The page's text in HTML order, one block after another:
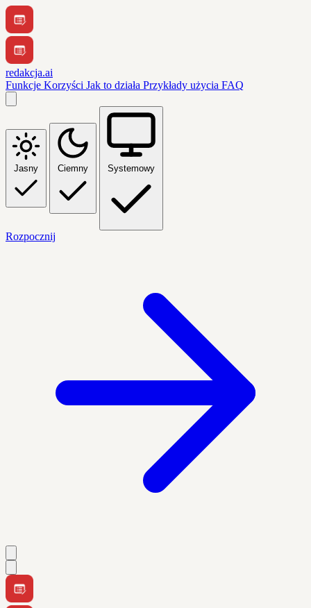
redakcja.ai
Funkcje Korzyści Jak to działa Przykłady użycia FAQ
Jasny Ciemny Systemowy
Rozpocznij